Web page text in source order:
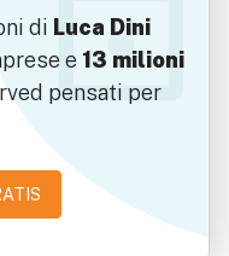
di Luca Dini
e 13 milioni
pensati per